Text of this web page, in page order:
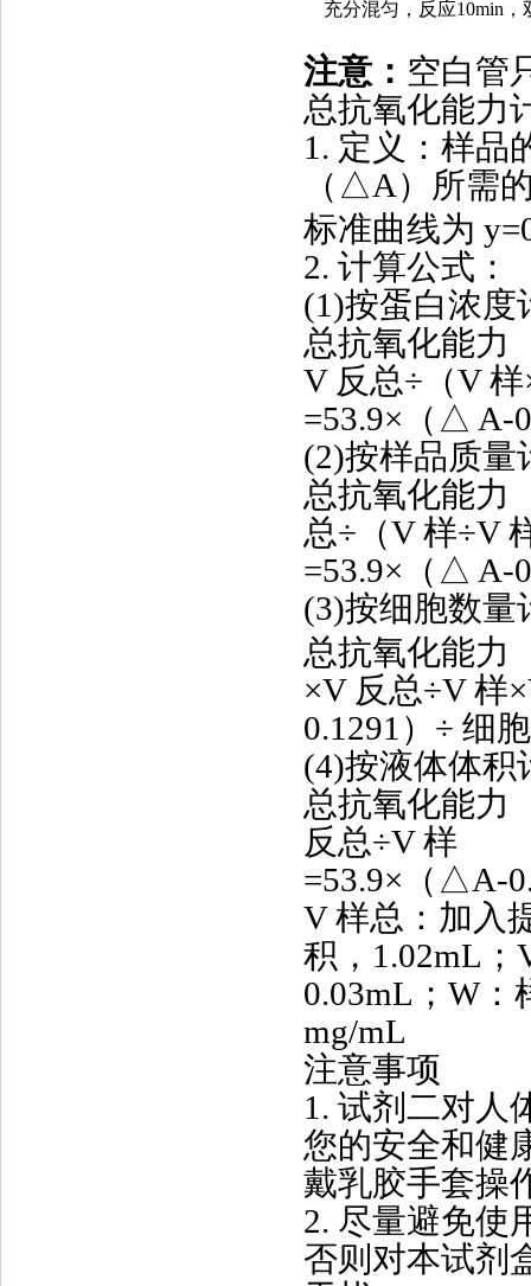
充分混匀，反应10min
注意： 空白管
总抗氧化能力
1. 定义：样品
（△A）所需
标准曲线为
2. 计算公式：
(1)按蛋白浓度
总抗氧化能力
V 反总÷（V 样
=53.9×（△ A-
(2)按样品质量
总抗氧化能力
总÷（V 样÷V
=53.9×（△ A-
(3)按细胞数量
总抗氧化能力
×V 反总÷V 样
0.1291）÷ 细
(4)按液体体积
总抗氧化能力
反总÷V 样
=53.9×（△A-
V 样总：加入
积，1.02mL
0.03mL；W：
mg/mL
注意事项
1. 试剂二对人
您的安全和健
戴乳胶手套操
2. 尽量避免使
否则对本试剂